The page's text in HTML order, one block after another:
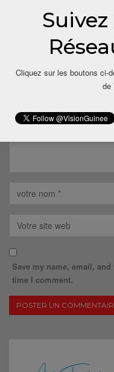
LAISSER UN
Save my name, email,
time I comment.
Cliquez sur les boutons ci-
de